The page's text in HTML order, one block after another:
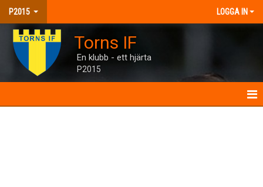
P2015 LOGGA IN
Torns IF
En klubb - ett hjärta
P2015